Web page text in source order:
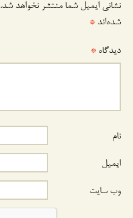
نشانی ایمیل شما منتشر نخواهد شد.
شده‌اند *
دیدگاه *
نام
ایمیل
وب‌ سایت